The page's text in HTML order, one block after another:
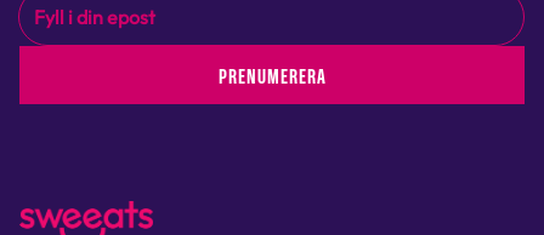
PRENUMERERA